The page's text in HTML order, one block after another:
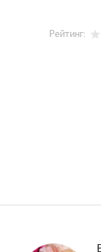
Рейтинг: